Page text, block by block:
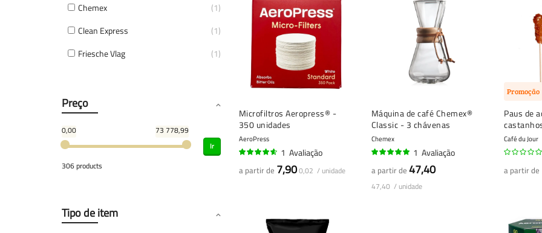
Microfiltros Aeropress® -
350 unidades
AeroPress
1 Avaliação
a partir de 7,900,02 / unidade
Máquina de café Chemex®
Classic - 3 chávenas
Chemex
1 Avaliação
a partir de 47,40
47,40 / unidade
Promoção
Paus de
Café du Jour
a partir de
Chemex
1
Clean Express
1
Friesche Vlag
1
Preço
0,00 73 778,99
Ir
306 products
Tipo de item